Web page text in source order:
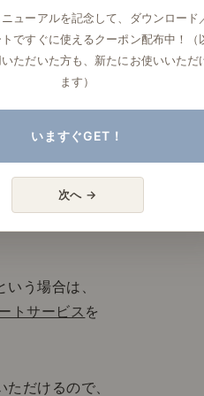
座れる 140×200cm
ファーとのバランスが良
テーブルよりひとまわり
200×250cm
マットの
の失敗がぐっと少なくな
う場合は、
トサービス を
だけるので、
ューアルを記念して、ダウンロード
ですぐに使えるクーポン配布中！（
ただいた方も、新たにお使いいただ
ます）
いますぐGET！
次へ →